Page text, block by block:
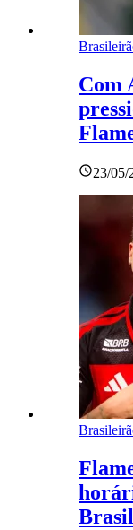
Com
23/05/